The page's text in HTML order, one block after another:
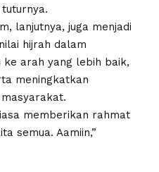
tuturnya.
lanjutnya, juga menjadi
hijrah dalam
ke arah yang lebih baik,
meningkatkan
memberikan rahmat
semua. Aamiin,”